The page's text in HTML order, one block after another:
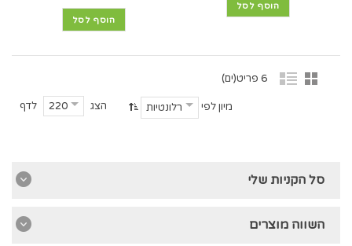
הוסף לסל
הוסף לסל
6 פריט(ים)
הצג 220 לדף מיון לפי רלונטיות
סל הקניות שלי
השווה מוצרים